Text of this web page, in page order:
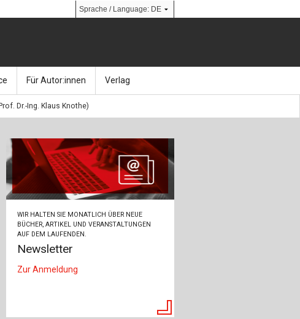
& Social Media
Online Library
Für Autor:innen
Bücher
Kalender
Zeitschriften
Verlag
Ansprechpartner:innen
So finden Sie uns
bauingenieur24 – Berufsportal
Ingenieurbaupreis
Dr.-Ing. Klaus Knothe)
WIR HALTEN SIE MONATLICH ÜBER NEUE
BÜCHER, ARTIKEL UND VERANSTALTUNGEN
AUF DEM LAUFENDEN.
Newsletter
Zur Anmeldung